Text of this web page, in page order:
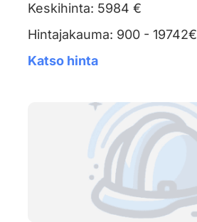
Keskihinta: 5984 €
Hintajakauma: 900 - 19742€
Katso hinta